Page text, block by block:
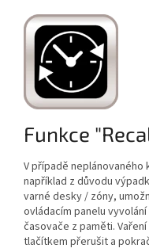
Funkce
V případě
například z důvodu
varné desky / zóny,
ovládacím panelu
časovače z paměti.
tlačítkem přerušit a